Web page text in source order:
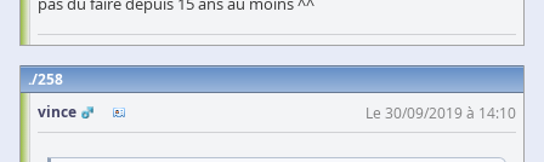
258
vince
Le 30/09/2019 à 14:10